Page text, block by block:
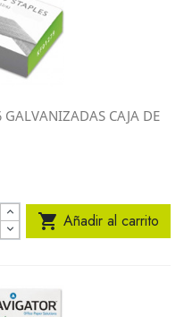
CAJA DE
 Añadir al carrito